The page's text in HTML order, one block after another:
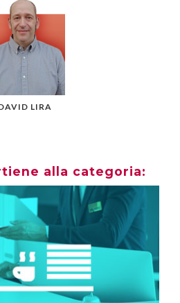
LIRA
alla categoria: